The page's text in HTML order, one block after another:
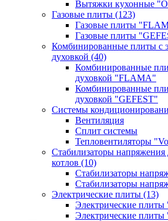
Вытяжки кухонные
Газовые плиты (123)
Газовые плиты
Газовые плиты
Комбинированные плиты с
духовкой (40)
Комбинированные
духовкой "FLAMA"
Комбинированные
духовкой "GEFEST"
Системы
Вентиляция
Сплит системы
Тепловентиляторы
Стабилизаторы напряжения
котлов (10)
Стабилизаторы
Стабилизаторы
Электрические плиты (13)
Электрические
Электрические